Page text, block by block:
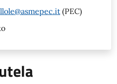
(PEC)